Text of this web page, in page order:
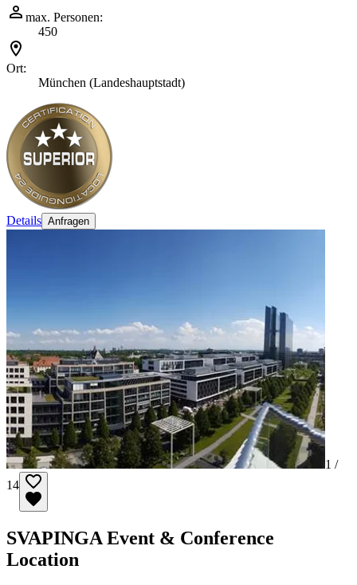
max. Personen:
450
Ort:
München (Landeshauptstadt)
Details Anfragen
1 /
14
SVAPINGA Event & Conference
Location